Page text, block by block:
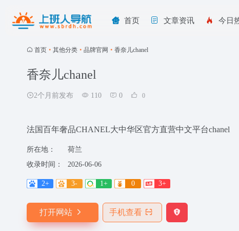
首页 文章资讯 今日
首页 • 其他分类 • 品牌官网 • 香奈儿chanel
香奈儿chanel
2个月前发布 110 0 0
法国百年奢品CHANEL大中华区官方直营中文平台chanel
所在地：
荷兰
收录时间：
2026-06-06
2+ 3- 1+ 0 3+
打开网站 手机查看